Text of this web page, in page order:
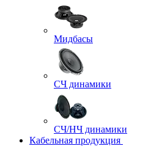
Мидбасы
СЧ динамики
СЧ/НЧ динамики
Кабельная продукция